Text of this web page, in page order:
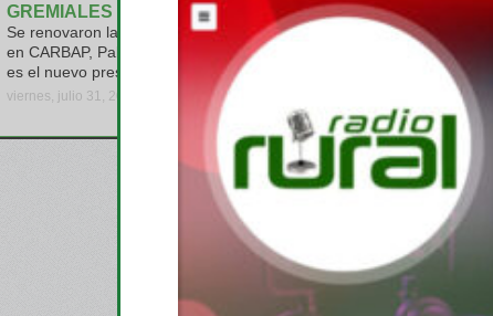
GREMIALES
Se renovaron las autoridades
en CARBAP, Pablo Ginestet
es el nuevo presidente
viernes, julio 31, 2026
Palermo 2026
Raza Polo
viernes, julio 24, 2026